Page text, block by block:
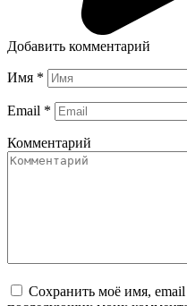
Добавить комментарий
Имя *
Email *
Комментарий
Сохранить моё имя, email